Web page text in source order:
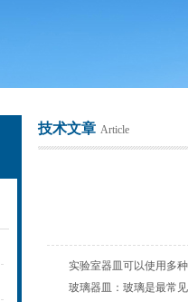
技术文章 Article
实验室器皿可以使用多种
玻璃器皿：玻璃是最常见